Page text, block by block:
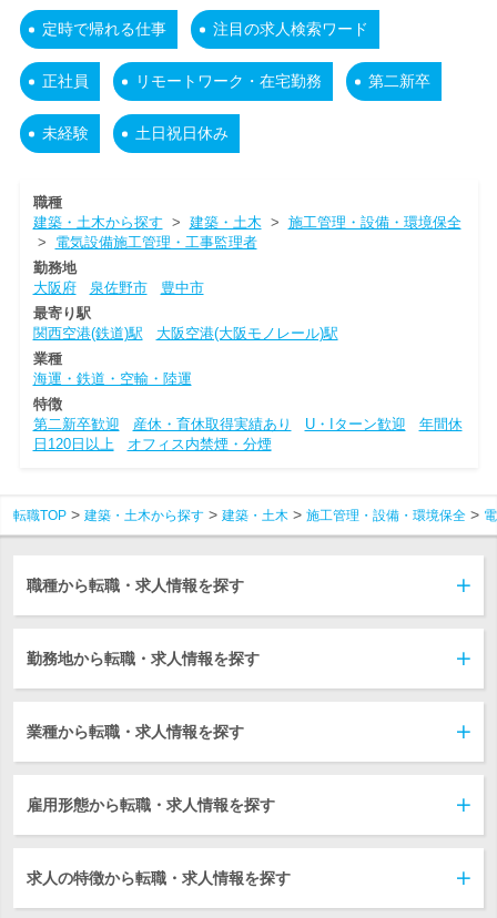
定時で帰れる仕事 注目の求人検索ワード
正社員 リモートワーク・在宅勤務 第二新卒
未経験 土日祝日休み
職種
建築・土木から探す > 建築・土木 > 施工管理・設備・環境保全
> 電気設備施工管理・工事監理者
勤務地
大阪府
泉佐野市
豊中市
最寄り駅
関西空港(鉄道)駅
大阪空港(大阪モノレール)駅
業種
海運・鉄道・空輸・陸運
特徴
第二新卒歓迎
産休・育休取得実績あり U・Iターン歓迎
年間休
日120日以上
オフィス内禁煙・分煙
転職TOP 建築・土木から探す 建築・土木 施工管理・設備・環境保全
職種から転職・求人情報を探す
勤務地から転職・求人情報を探す
業種から転職・求人情報を探す
雇用形態から転職・求人情報を探す
求人の特徴から転職・求人情報を探す